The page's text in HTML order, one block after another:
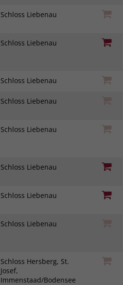
Schloss Liebenau
Schloss Liebenau
Schloss Liebenau
Schloss Liebenau
Schloss Liebenau
Schloss Liebenau
Schloss Liebenau
Schloss Liebenau
Schloss Hersberg, St.
Josef,
Immenstaad/Bodensee